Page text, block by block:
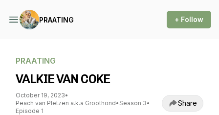
PRAATING + Follow
PRAATING
VALKIE VAN COKE
October 19, 2023•
Peach van Pletzen a.k.a Groothond• Season 3•
Episode 1
Share